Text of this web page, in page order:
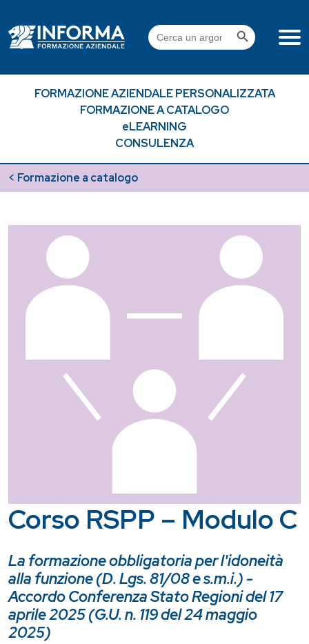
content
Search
for:
Search Button
FORMAZIONE AZIENDALE PERSONALIZZATA
FORMAZIONE A CATALOGO
eLEARNING
CONSULENZA
< Formazione a catalogo
Corso RSPP – Modulo C
La formazione obbligatoria per l'idoneità
alla funzione (D. Lgs. 81/08 e s.m.i.) -
Accordo Conferenza Stato Regioni del 17
aprile 2025 (G.U. n. 119 del 24 maggio
2025)